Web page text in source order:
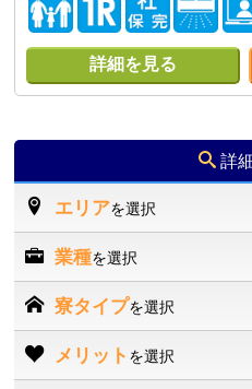
詳細を見る
詳
エリアを選択
業種を選択
寮タイプを選択
メリット を選択